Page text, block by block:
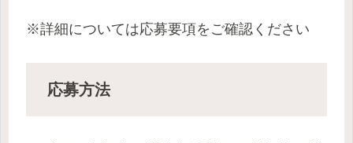
※詳細については応募要項をご確認ください
応募方法